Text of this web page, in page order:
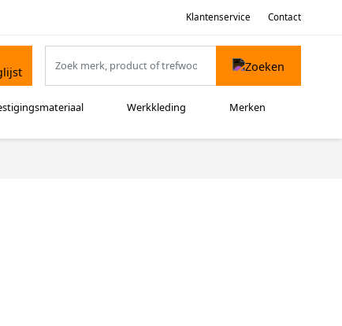
Klantenservice Contact
Werkkleding Merken